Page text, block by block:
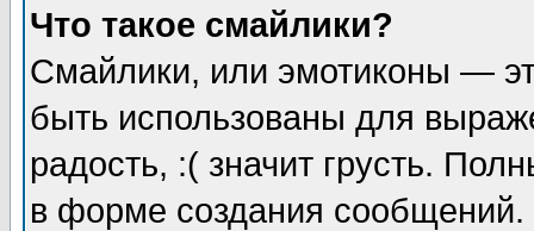
Что такое смайлики?
Смайлики, или эмотиконы —
быть использованы для
радость, :( значит грусть.
в форме создания сообщений.